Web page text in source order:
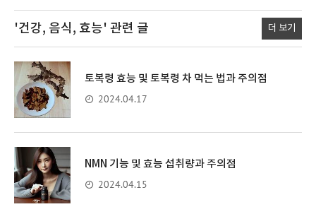
'건강, 음식, 효능' 관련 글 더 보기
토복령 효능 및 토복령 차 먹는 법과 주의점
2024.04.17
NMN 기능 및 효능 섭취량과 주의점
2024.04.15